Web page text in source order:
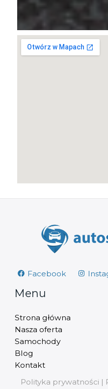
Facebook
Menu
Strona główna
Nasza oferta
Samochody
Blog
Kontakt
Polityka prywatności |